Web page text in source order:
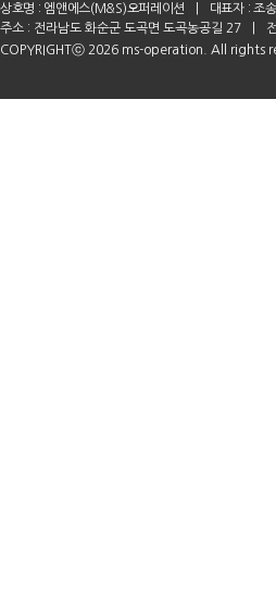
상호명 : 엠앤에스(M&S)오퍼레이션 대표자 : 조송
주소 : 전라남도 화순군 도곡면 도곡농공길 27
COPYRIGHTⓒ 2026 ms-operation. All rights